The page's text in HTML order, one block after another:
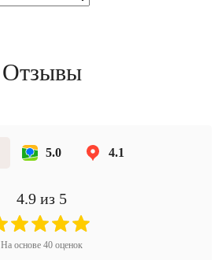
Отзывы
5.0 4.1
4.9 из 5
На основе 40 оценок